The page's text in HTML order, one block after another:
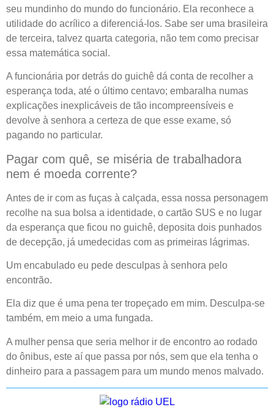
seu mundinho do mundo do funcionário. Ela reconhece a
utilidade do acrílico a diferenciá-los. Sabe ser uma brasileira
de terceira, talvez quarta categoria, não tem como precisar
essa matemática social.
A funcionária por detrás do guichê dá conta de recolher a
esperança toda, até o último centavo; embaralha numas
explicações inexplicáveis de tão incompreensíveis e
devolve à senhora a certeza de que esse exame, só
pagando no particular.
Pagar com quê, se miséria de trabalhadora
nem é moeda corrente?
Antes de ir com as fuças à calçada, essa nossa personagem
recolhe na sua bolsa a identidade, o cartão SUS e no lugar
da esperança que ficou no guichê, deposita dois punhados
de decepção, já umedecidas com as primeiras lágrimas.
Um encabulado eu pede desculpas à senhora pelo
encontrão.
Ela diz que é uma pena ter tropeçado em mim. Desculpa-se
também, em meio a uma fungada.
A mulher pensa que seria melhor ir de encontro ao rodado
do ônibus, este aí que passa por nós, sem que ela tenha o
dinheiro para a passagem para um mundo menos malvado.